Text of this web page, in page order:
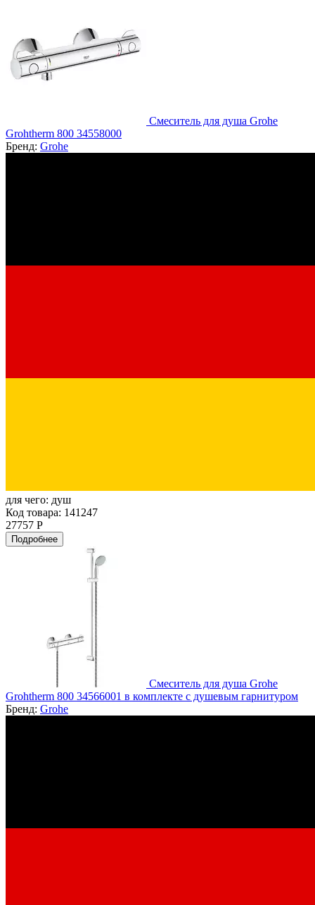
Смеситель для душа Grohe
Grohtherm 800 34558000
Бренд: Grohe
для чего: душ
Код товара: 141247
27757 Р
Подробнее
Смеситель для душа Grohe
Grohtherm 800 34566001 в комплекте с душевым гарнитуром
Бренд: Grohe